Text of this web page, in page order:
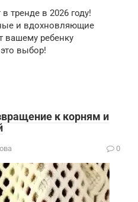
тренде в 2026 году!
и вдохновляющие
вашему ребенку
выбор!
к корням и
0